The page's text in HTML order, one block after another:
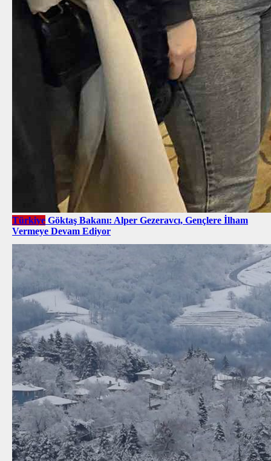
Türkiye Göktaş Bakanı: Alper Gezeravcı, Gençlere İlham
Vermeye Devam Ediyor